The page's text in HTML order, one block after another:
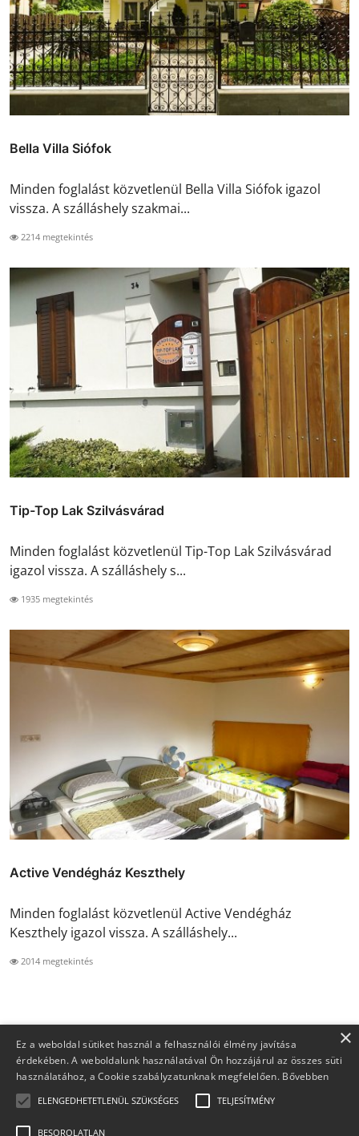
Bella Villa Siófok
Minden foglalást közvetlenül Bella Villa Siófok igazol
vissza. A szálláshely szakmai...
2214 megtekintés
Tip-Top Lak Szilvásvárad
Minden foglalást közvetlenül Tip-Top Lak Szilvásvárad
igazol vissza. A szálláshely s...
1935 megtekintés
Active Vendégház Keszthely
Minden foglalást közvetlenül Active Vendégház
Keszthely igazol vissza. A szálláshely...
2014 megtekintés
×
Ez a weboldal sütiket használ a felhasználói élmény javítása
érdekében. A weboldalunk használatával Ön hozzájárul az összes süti
használatához, a Cookie szabályzatunknak megfelelően. Bővebben
ELENGEDHETETLENÜL SZÜKSÉGES TELJESÍTMÉNY
BESOROLATLAN